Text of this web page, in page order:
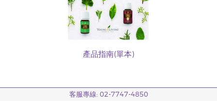
產品指南(單本)
客服專線: 02-7747-4850